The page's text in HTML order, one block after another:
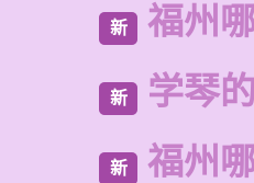
新 福州
新 学琴
新 福州